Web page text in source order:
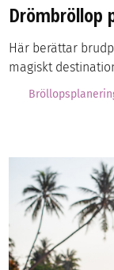
Drömbröllop
Här berättar
magiskt